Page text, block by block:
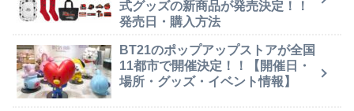
式グッズの新商品が発売決定！！
発売日・購入方法
BT21のポップアップストアが全国
11都市で開催決定！！【開催日・
場所・グッズ・イベント情報】